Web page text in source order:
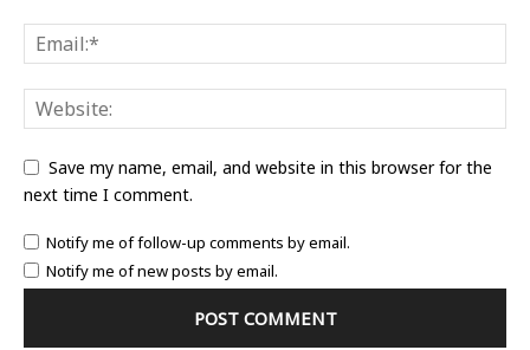
Save my name, email, and website in this browser for the
next time I comment.
Notify me of follow-up comments by email.
Notify me of new posts by email.